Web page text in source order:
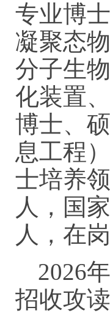
专业博
凝聚态
分子生
化装置
博士、
息工程
士培养
人，国
人，在
2026
招收攻